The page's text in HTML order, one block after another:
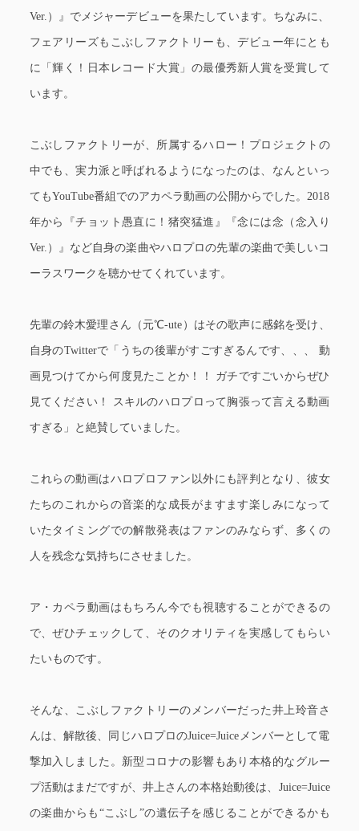
Ver.）』でメジャーデビューを果たしています。ちなみに、
フェアリーズもこぶしファクトリーも、デビュー年にとも
に「輝く！日本レコード大賞」の最優秀新人賞を受賞して
います。
こぶしファクトリーが、所属するハロー！プロジェクトの
中でも、実力派と呼ばれるようになったのは、なんといっ
てもYouTube番組でのアカペラ動画の公開からでした。2018
年から『チョット愚直に！猪突猛進』『念には念（念入り
Ver.）』など自身の楽曲やハロプロの先輩の楽曲で美しいコ
ーラスワークを聴かせてくれています。
先輩の鈴木愛理さん（元℃-ute）はその歌声に感銘を受け、
自身のTwitterで「うちの後輩がすごすぎるんです、、、 動
画見つけてから何度見たことか！！ ガチですごいからぜひ
見てください！ スキルのハロプロって胸張って言える動画
すぎる」と絶賛していました。
これらの動画はハロプロファン以外にも評判となり、彼女
たちのこれからの音楽的な成長がますます楽しみになって
いたタイミングでの解散発表はファンのみならず、多くの
人を残念な気持ちにさせました。
ア・カペラ動画はもちろん今でも視聴することができるの
で、ぜひチェックして、そのクオリティを実感してもらい
たいものです。
そんな、こぶしファクトリーのメンバーだった井上玲音さ
んは、解散後、同じハロプロのJuice=Juiceメンバーとして電
撃加入しました。新型コロナの影響もあり本格的なグルー
プ活動はまだですが、井上さんの本格始動後は、Juice=Juice
の楽曲からも“こぶし”の遺伝子を感じることができるかも